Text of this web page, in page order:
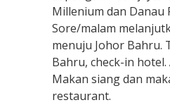
Millenium dan Danau
Sore/malam
menuju Johor Bahru.
Bahru, check-in hotel.
Makan siang dan
restaurant.